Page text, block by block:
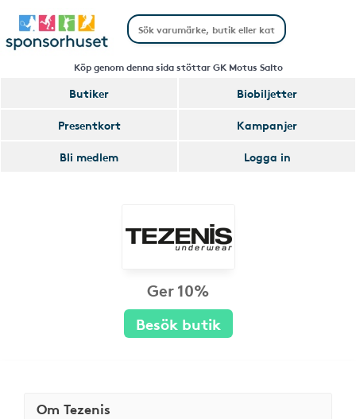
Köp genom denna sida stöttar GK Motus Salto
Butiker
Biobiljetter
Presentkort
Kampanjer
Bli medlem
Logga in
Ger 10%
Besök butik
Om Tezenis